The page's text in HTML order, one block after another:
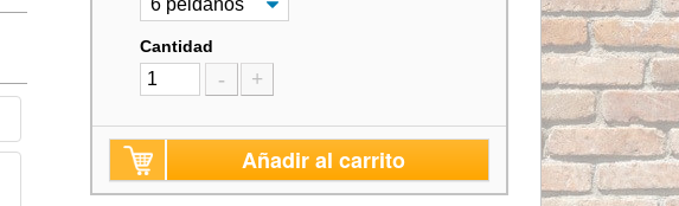
Cantidad
- +
Añadir al carrito